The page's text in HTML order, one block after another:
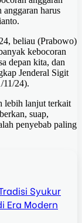
anggaran harus
beliau (Prabowo)
kebocoran
depan kita, dan
Jenderal Sigit
11/24).
lebih lanjut terkait
suap,
penyebab paling
Syukur
Era Modern